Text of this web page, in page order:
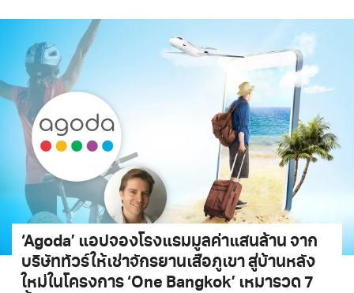
‘Agoda’ แอปจองโรงแรมมูลค่าแสนล้าน จาก
บริษัททัวร์ให้เช่าจักรยานเสือภูเขา สู่บ้านหลัง
ใหม่ในโครงการ ‘One Bangkok’ เหมารวด 7